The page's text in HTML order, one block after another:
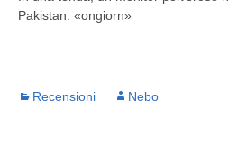
Pakistan: «ongiorn»
Recensioni Nebo